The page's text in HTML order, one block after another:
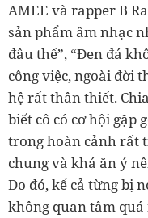
AMEE và rapper B
sản phẩm âm nhạc
đâu thế”, “Đen đá
công việc, ngoài đời
hệ rất thân thiết.
biết cô có cơ hội gặp
trong hoàn cảnh rất
chung và khá ăn ý
Do đó, kể cả từng bị
không quan tâm quá